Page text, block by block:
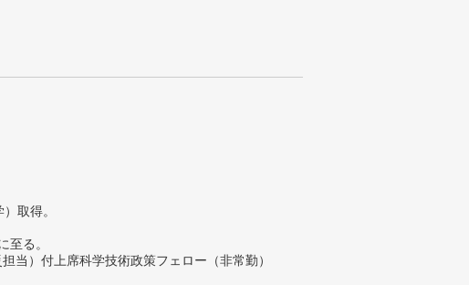
取得。
至る。
当）付上席科学技術政策フェロー（非常勤）